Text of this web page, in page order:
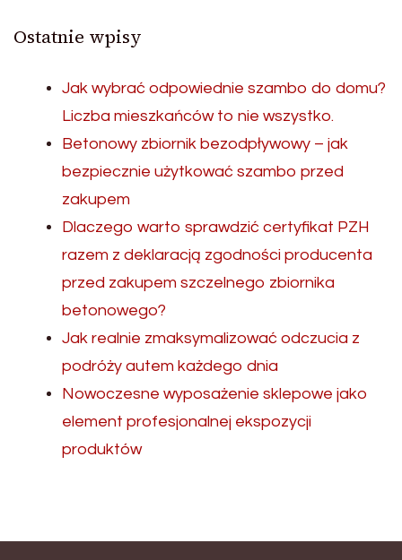
Ostatnie wpisy
Jak wybrać odpowiednie szambo do domu?
Liczba mieszkańców to nie wszystko.
Betonowy zbiornik bezodpływowy – jak
bezpiecznie użytkować szambo przed
zakupem
Dlaczego warto sprawdzić certyfikat PZH
razem z deklaracją zgodności producenta
przed zakupem szczelnego zbiornika
betonowego?
Jak realnie zmaksymalizować odczucia z
podróży autem każdego dnia
Nowoczesne wyposażenie sklepowe jako
element profesjonalnej ekspozycji
produktów